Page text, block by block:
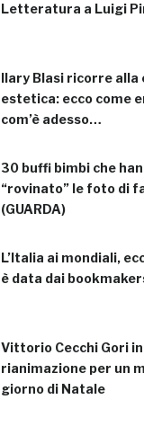
Letteratura a Luigi
Ilary Blasi ricorre alla
estetica: ecco come
com’è adesso…
30 buffi bimbi che
“rovinato” le foto di
(GUARDA)
L’Italia ai mondiali,
è data dai
Vittorio Cecchi Gori in
rianimazione per un
giorno di Natale